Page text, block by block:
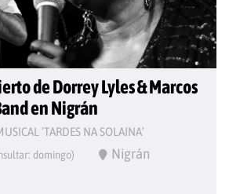
de Dorrey Lyles & Marcos
en Nigrán
‘TARDES NA SOLAINA’
domingo) Nigrán